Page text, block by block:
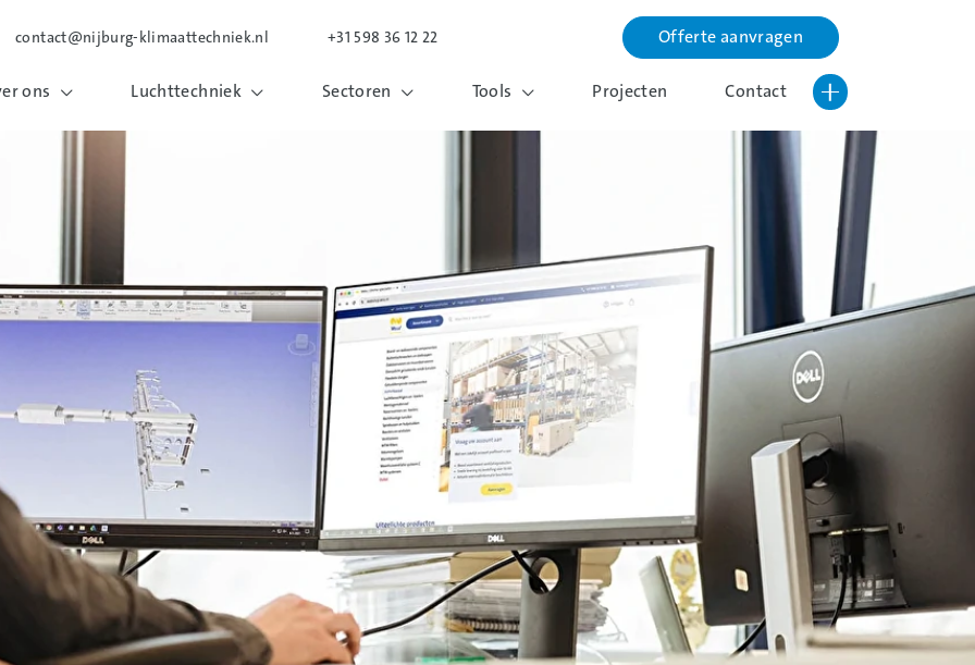
contact@nijburg-klimaattechniek.nl
+31 598 36 12 22
Lettergrootte vergroten
Hoog contrast wisselen
Offerte aanvragen
ons Luchttechniek Sectoren Tools Projecten Contact